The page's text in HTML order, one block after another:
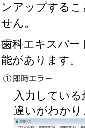
ンアップする
せん。
歯科エキスパー
能があります。
入力してい
違いがわかり